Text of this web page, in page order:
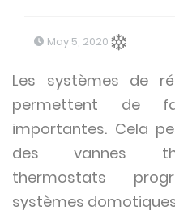
May 5, 2020
Les systèmes de
permettent de
importantes. Cela
des vannes
thermostats
systèmes